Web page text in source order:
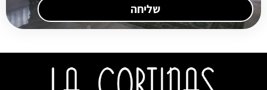
שליחה